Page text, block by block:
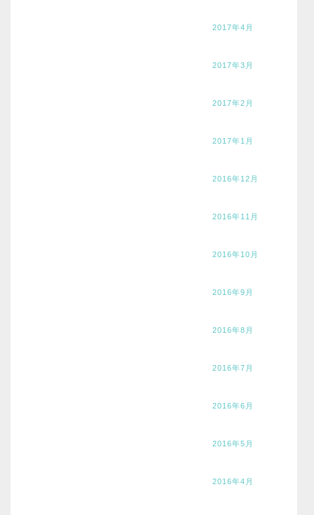
2017年4月
2017年3月
2017年2月
2017年1月
2016年12月
2016年11月
2016年10月
2016年9月
2016年8月
2016年7月
2016年6月
2016年5月
2016年4月